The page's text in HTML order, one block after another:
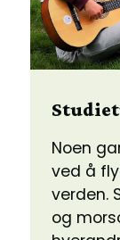
Noen
ved å
verden.
og